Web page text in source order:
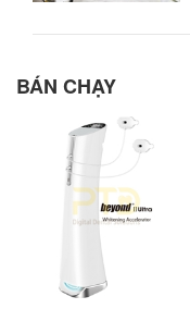
BÁN CHẠY